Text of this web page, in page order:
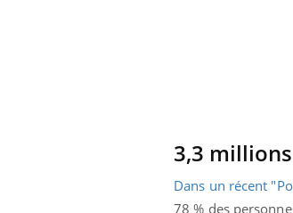
3,3
Dans un récent
78 % des